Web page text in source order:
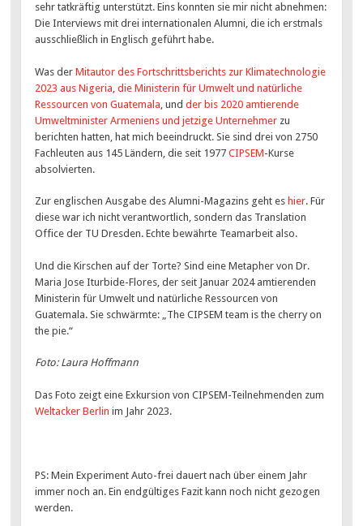
sehr tatkräftig unterstützt. Eins konnten sie mir nicht abnehmen:
Die Interviews mit drei internationalen Alumni, die ich erstmals
ausschließlich in Englisch geführt habe.
Was derMitautor des Fortschrittsberichts zur Klimatechnologie
2023 aus Nigeria ,die Ministerin für Umwelt und natürliche
Ressourcen von Guatemala , undder bis 2020 amtierende
Umweltminister Armeniens und jetzige Unternehmer zu
berichten hatten, hat mich beeindruckt. Sie sind drei von 2750
Fachleuten aus 145 Ländern, die seit 1977CIPSEM-Kurse
absolvierten.
Zur englischen Ausgabe des Alumni-Magazins geht es hier. Für
diese war ich nicht verantwortlich, sondern das Translation
Office der TU Dresden. Echte bewährte Teamarbeit also.
Und die Kirschen auf der Torte? Sind eine Metapher von Dr.
Maria Jose Iturbide-Flores, der seit Januar 2024 amtierenden
Ministerin für Umwelt und natürliche Ressourcen von
Guatemala. Sie schwärmte: „The CIPSEM team is the cherry on
the pie.“
Foto: Laura Hoffmann
Das Foto zeigt eine Exkursion von CIPSEM-Teilnehmenden zum
Weltacker Berlin im Jahr 2023.
PS: Mein Experiment Auto-frei dauert nach über einem Jahr
immer noch an. Ein endgültiges Fazit kann noch nicht gezogen
werden.